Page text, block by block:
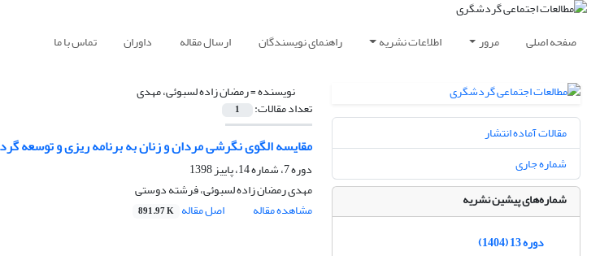
صفحه اصلی مرور اطلاعات نشریه راهنمای نویسندگان ارسال مقاله داوران تماس با ما
نویسنده =رمضان زاده لسبوئی، مهدی
تعداد مقالات: 1
مقایسه الگوی نگرشی مردان و زنان به برنامه ریزی و توسعه
دوره 7، شماره 14، پاییز 1398
مهدی رمضان زاده لسبوئی، فرشته دوستی
مشاهده مقاله
اصل مقاله 891.97 K
مقالات آماده انتشار
شماره جاری
شماره‌های پیشین نشریه
دوره 13 (1404)